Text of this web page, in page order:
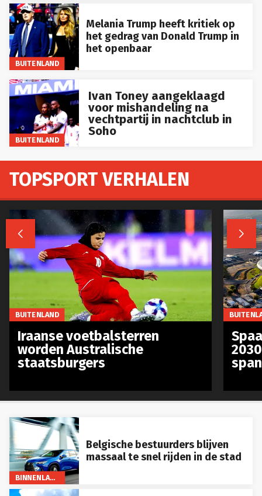
BUITENLAND
Melania Trump heeft kritiek op
het gedrag van Donald Trump in
het openbaar
BUITENLAND
Ivan Toney aangeklaagd
voor mishandeling na
vechtpartij in nachtclub in
Soho
BINNENLAND
Belgische bestuurders blijven
massaal te snel rijden in de stad
TOPSPORT VERHALEN
 
BUITENLAND
Iraanse voetbalsterren
worden Australische
staatsburgers